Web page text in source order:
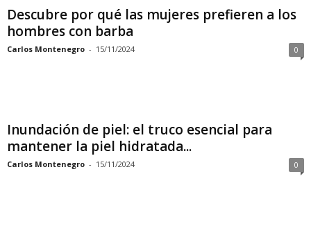
Descubre por qué las mujeres prefieren a los
hombres con barba
Carlos Montenegro - 15/11/2024 0
Inundación de piel: el truco esencial para
mantener la piel hidratada...
Carlos Montenegro - 15/11/2024 0